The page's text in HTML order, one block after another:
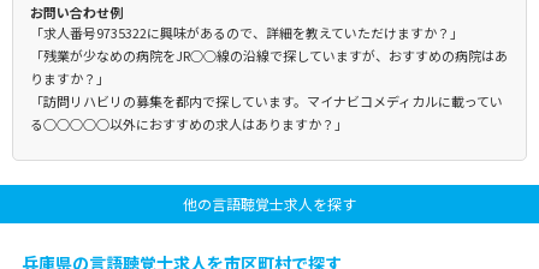
お問い合わせ例
「求人番号9735322に興味があるので、詳細を教えていただけますか？」
「残業が少なめの病院をJR○○線の沿線で探していますが、おすすめの病院はあ
りますか？」
「訪問リハビリの募集を都内で探しています。マイナビコメディカルに載ってい
る○○○○○以外におすすめの求人はありますか？」
他の言語聴覚士求人を探す
兵庫県の言語聴覚士求人を市区町村で探す